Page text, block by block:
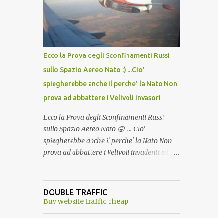
lo scopo della temperatura? Qualcuno a suo
tempo ribattezzo' il Vaccino come: l' Amaro
del Capo, era "spettacolare Ghiacciato, ma
andava bene anche, a Temperatura
Ambiente"! Riproponiamo l'articolo per NON
Ecco la Prova degli Sconfinamenti Russi
sullo Spazio Aereo Nato :) ...Cio'
spiegherebbe anche il perche' la Nato Non
prova ad abbattere i Velivoli invasori !
Ecco la Prova degli Sconfinamenti Russi
sullo Spazio Aereo Nato 😛 ... Cio'
spiegherebbe anche il perche' la Nato Non
prova ad abbattere i Velivoli invadenti ed
alcuna notizia di un'invasione dello spazio
aereo NATO da parte di un robot chiamato
DOUBLE TRAFFIC
Buy website traffic cheap